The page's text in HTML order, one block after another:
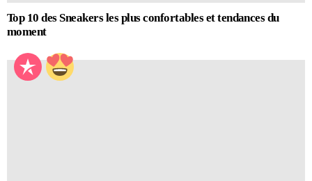
Top 10 des Sneakers les plus confortables et tendances du
moment